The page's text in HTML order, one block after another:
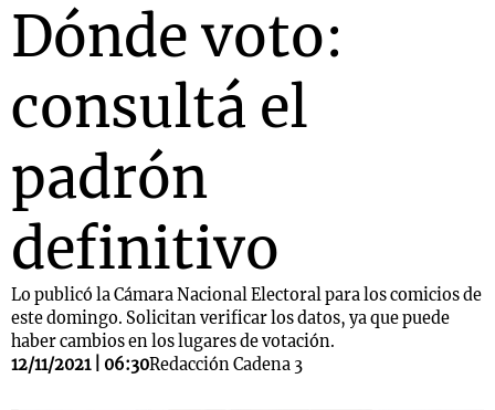
Dónde voto:
consultá el
padrón
definitivo
Lo publicó la Cámara Nacional Electoral para los comicios de
este domingo. Solicitan verificar los datos, ya que puede
haber cambios en los lugares de votación.
12/11/2021 | 06:30Redacción Cadena 3